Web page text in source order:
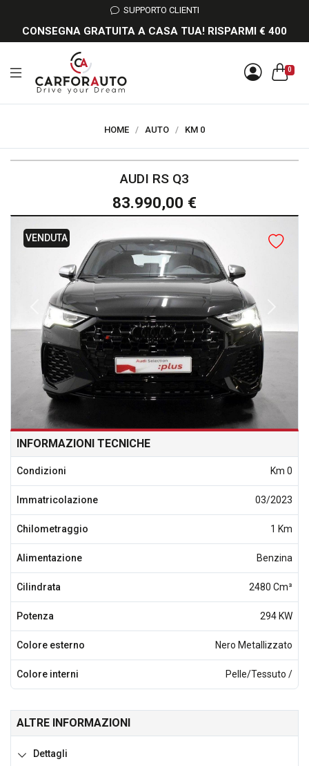
SUPPORTO CLIENTI
CONSEGNA GRATUITA A CASA TUA! RISPARMI € 400
0
HOME / AUTO / KM 0
AUDI RS Q3
83.990,00 €
VENDUTA
INFORMAZIONI TECNICHE
Condizioni Km 0
Immatricolazione 03/2023
Chilometraggio 1 Km
Alimentazione Benzina
Cilindrata 2480 Cm³
Potenza 294 KW
Colore esterno Nero Metallizzato
Colore interni Pelle/Tessuto /
ALTRE INFORMAZIONI
Dettagli